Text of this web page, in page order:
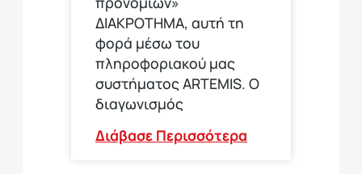
ΔΙΑΚΡΟΤΗΜΑ, αυτή τη
φορά μέσω του
πληροφοριακού μας
συστήματος ARTEMIS. Ο
διαγωνισμός
Διάβασε Περισσότερα